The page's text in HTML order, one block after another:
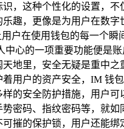
，这种个性化的设置，不
趣，更像是为用户在数字
用户在使用钱包的每一个瞬
中心的一项重要功能便是
天地里，安全无疑是重中之
着用户的资产安全，IM 钱
的安全防护措施，用户可
势密码、指纹密码等，就如
可摧的保护锁，用户还能绑